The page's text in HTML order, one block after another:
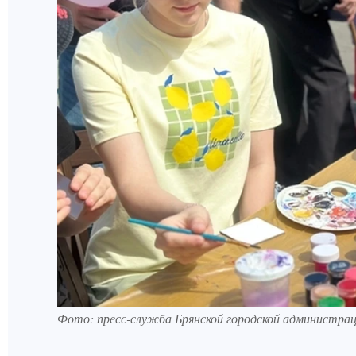
Фото: пресс-служба Брянской городской